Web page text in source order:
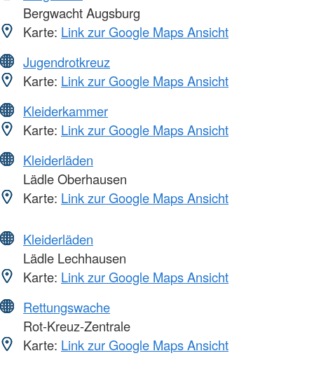
Bergwacht Augsburg
Karte: Link zur Google Maps Ansicht
Jugendrotkreuz
Karte: Link zur Google Maps Ansicht
Kleiderkammer
Karte: Link zur Google Maps Ansicht
Kleiderläden
Lädle Oberhausen
Karte: Link zur Google Maps Ansicht
Kleiderläden
Lädle Lechhausen
Karte: Link zur Google Maps Ansicht
Rettungswache
Rot-Kreuz-Zentrale
Karte: Link zur Google Maps Ansicht